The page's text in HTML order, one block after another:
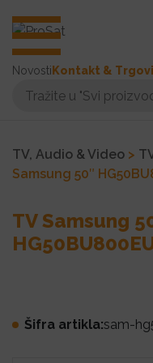
Novosti Kontakt &
TV, Audio & Video >
Samsung 50″
TV Samsung
Šifra artikla:sam-